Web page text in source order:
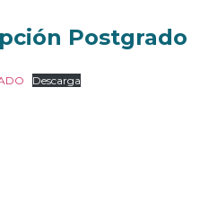
Postgrado
Descarga